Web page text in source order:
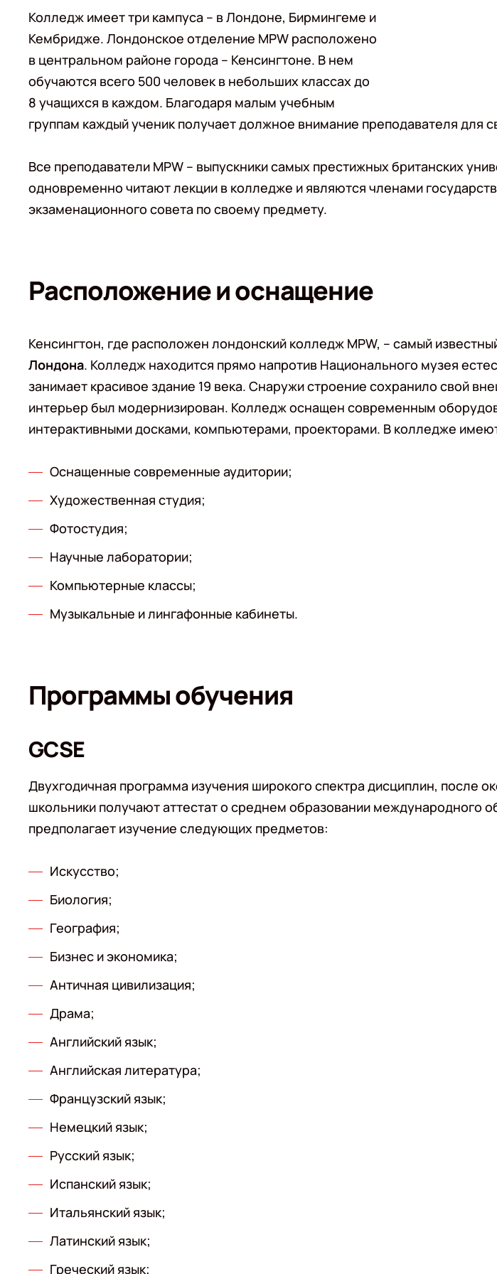
Колледж имеет три кампуса – в Лондоне, Бирмингеме и
Кембридже. Лондонское отделение MPW расположено
в центральном районе города – Кенсингтоне. В нем
обучаются всего 500 человек в небольших классах до
8 учащихся в каждом. Благодаря малым учебным
группам каждый ученик получает должное внимание преподавателя для
Все преподаватели MPW – выпускники самых престижных британских
одновременно читают лекции в колледже и являются членами
экзаменационного совета по своему предмету.
Расположение и оснащение
Кенсингтон, где расположен лондонский колледж MPW, – самый
Лондона. Колледж находится прямо напротив Национального музея
занимает красивое здание 19 века. Снаружи строение сохранило свой
интерьер был модернизирован. Колледж оснащен современным
интерактивными досками, компьютерами, проекторами. В колледже
Оснащенные современные аудитории;
Художественная студия;
Фотостудия;
Научные лаборатории;
Компьютерные классы;
Музыкальные и лингафонные кабинеты.
Программы обучения
GCSE
Двухгодичная программа изучения широкого спектра дисциплин, после
школьники получают аттестат о среднем образовании международного
предполагает изучение следующих предметов:
Искусство;
Биология;
География;
Бизнес и экономика;
Античная цивилизация;
Драма;
Английский язык;
Английская литература;
Французский язык;
Немецкий язык;
Русский язык;
Испанский язык;
Итальянский язык;
Латинский язык;
Греческий язык;